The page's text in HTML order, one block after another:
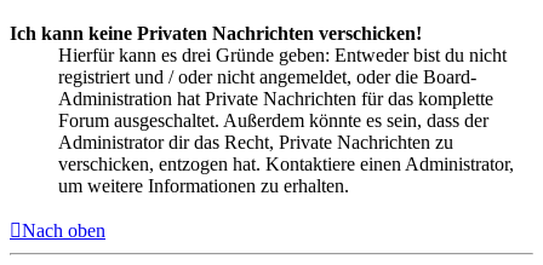
Ich kann keine Privaten Nachrichten verschicken!
Hierfür kann es drei Gründe geben: Entweder bist du nicht
registriert und / oder nicht angemeldet, oder die Board-
Administration hat Private Nachrichten für das komplette
Forum ausgeschaltet. Außerdem könnte es sein, dass der
Administrator dir das Recht, Private Nachrichten zu
verschicken, entzogen hat. Kontaktiere einen Administrator,
um weitere Informationen zu erhalten.
Nach oben